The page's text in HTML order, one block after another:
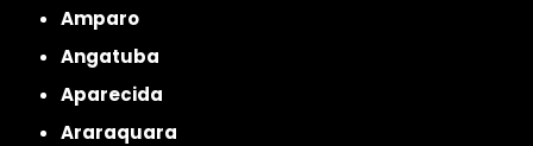
Amparo
Angatuba
Aparecida
Araraquara